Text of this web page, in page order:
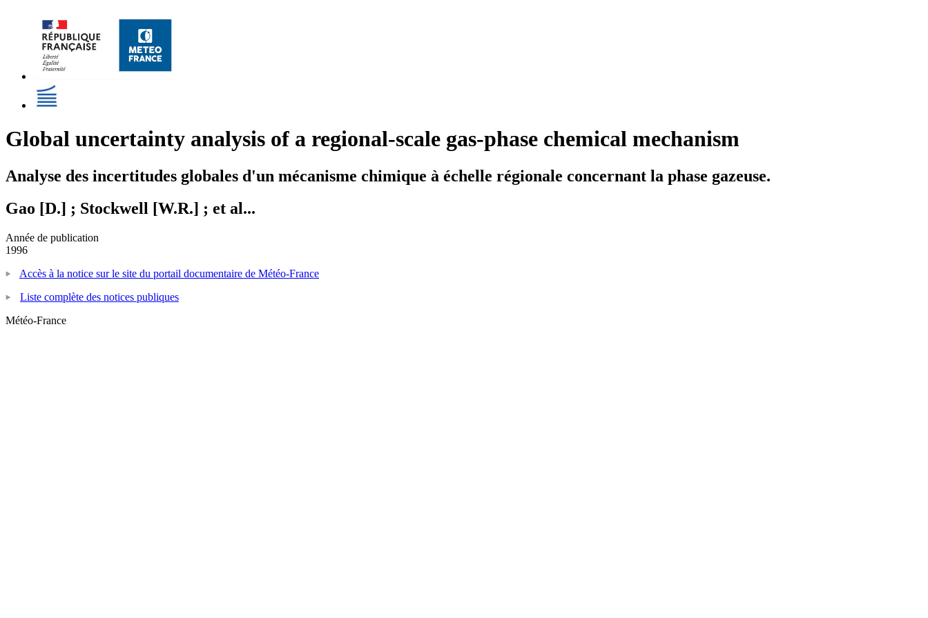
Global uncertainty analysis of a regional-scale gas-phase chemical mechanism
Analyse des incertitudes globales d'un mécanisme chimique à échelle régionale concernant la phase gazeuse.
Gao [D.] ; Stockwell [W.R.] ; et al...
Année de publication
1996
Accès à la notice sur le site du portail documentaire de Météo-France
Liste complète des notices publiques
Météo-France